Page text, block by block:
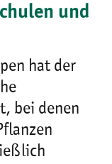
und
hat der
bei denen